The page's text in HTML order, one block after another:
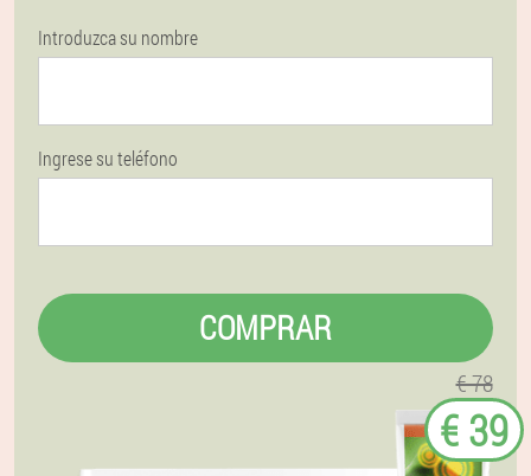
Introduzca su nombre
Ingrese su teléfono
COMPRAR
€ 78
€ 39